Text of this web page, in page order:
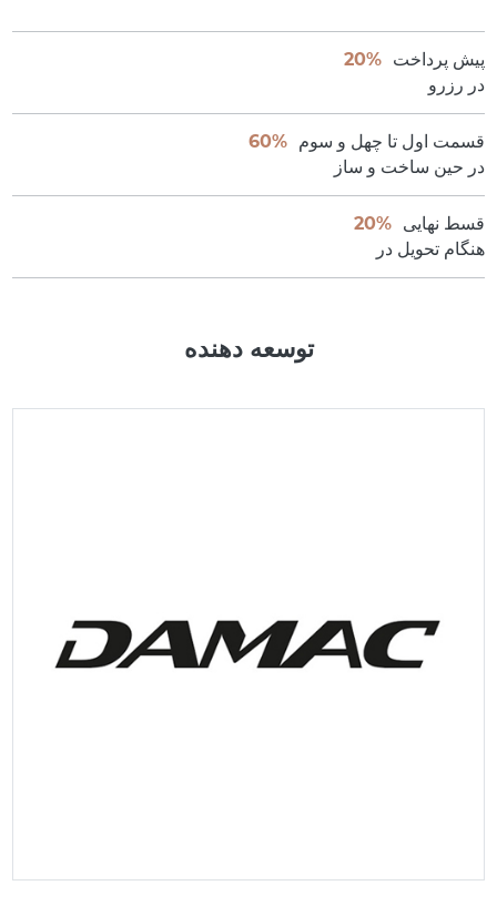
پیش پرداخت 20%
در رزرو
قسمت اول تا چهل و سوم 60%
در حین ساخت و ساز
قسط نهایی 20%
هنگام تحویل در
توسعه دهنده